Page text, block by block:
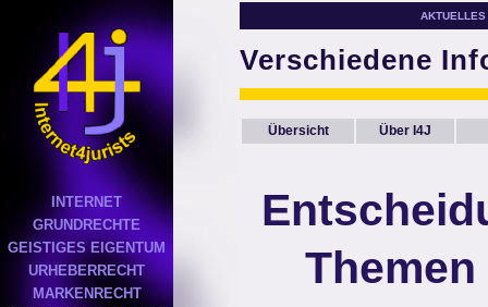
INTERNET
GRUNDRECHTE
GEISTIGES EIGENTUM
URHEBERRECHT
MARKENRECHT
AKTUELLES
Verschiedene
Übersicht Über I4J